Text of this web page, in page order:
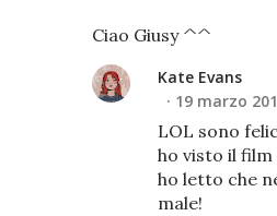
Ciao Giusy ^^
Kate Evans
19 marzo
LOL sono
ho visto il
ho letto che
male!